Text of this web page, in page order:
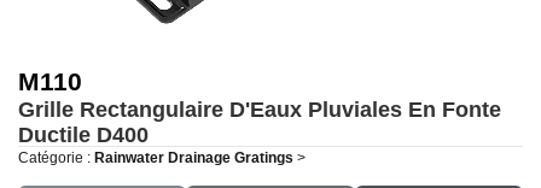
M110
Grille Rectangulaire D'Eaux Pluviales En Fonte
Ductile D400
Catégorie : Rainwater Drainage Gratings >